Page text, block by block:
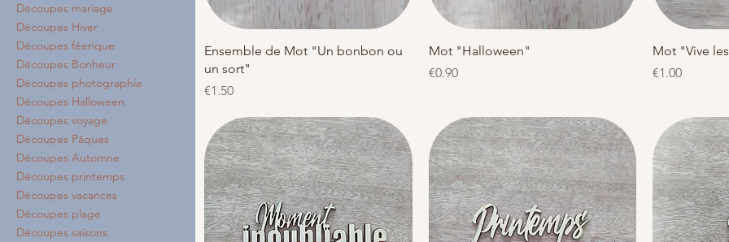
Découpes mariage
Découpes Hiver
Découpes féerique
Découpes Bonheur
Découpes photographie
Découpes Halloween
Découpes voyage
Découpes Pâques
Découpes Automne
Découpes printemps
Découpes vacances
Découpes plage
Découpes saisons
Quick View
Ensemble de Mot "Un bonbon ou
un sort"
Price
€1.50
Quick View
Mot "Halloween"
Price
€0.90
Mot "Vive
Price
€1.00